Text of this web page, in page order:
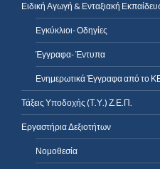
Ειδική Αγωγή & Ενταξιακή
Εγκύκλιοι- Οδηγίες
Έγγραφα- Έντυπα
Ενημερωτικά Έγγραφα από το
Τάξεις Υποδοχής (Τ.Υ.) Ζ.Ε.Π.
Εργαστήρια Δεξιοτήτων
Νομοθεσία